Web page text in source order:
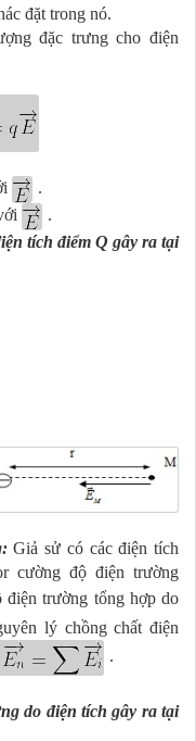
đặt trong nó.
đặc trưng cho điện
.
.
tích điểm Q gây ra tại
Giả sử có các điện tích
cường độ điện trường
điện trường tổng hợp do
lý chồng chất điện
.
do điện tích gây ra tại